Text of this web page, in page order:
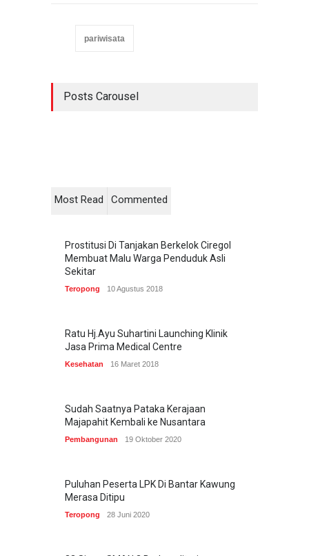
pariwisata
Posts Carousel
Most Read Commented
Prostitusi Di Tanjakan Berkelok Ciregol
Membuat Malu Warga Penduduk Asli
Sekitar
Teropong 10 Agustus 2018
Ratu Hj.Ayu Suhartini Launching Klinik
Jasa Prima Medical Centre
Kesehatan 16 Maret 2018
Sudah Saatnya Pataka Kerajaan
Majapahit Kembali ke Nusantara
Pembangunan 19 Oktober 2020
Puluhan Peserta LPK Di Bantar Kawung
Merasa Ditipu
Teropong 28 Juni 2020